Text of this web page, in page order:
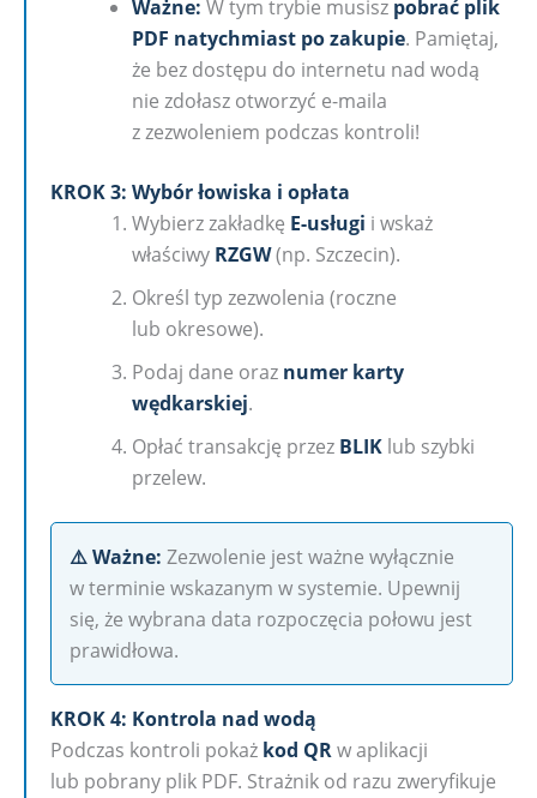
Ważne: W tym trybie musisz pobrać plik
PDF natychmiast po zakupie. Pamiętaj,
że bez dostępu do internetu nad wodą
nie zdołasz otworzyć e-maila
z zezwoleniem podczas kontroli!
KROK 3: Wybór łowiska i opłata
Wybierz zakładkę E-usługi i wskaż
właściwy RZGW(np. Szczecin).
Określ typ zezwolenia (roczne
lub okresowe).
Podaj dane oraz numer karty
wędkarskiej.
Opłać transakcję przez BLIK lub szybki
przelew.
⚠️ Ważne: Zezwolenie jest ważne wyłącznie
w terminie wskazanym w systemie. Upewnij
się, że wybrana data rozpoczęcia połowu jest
prawidłowa.
KROK 4: Kontrola nad wodą
Podczas kontroli pokaż kod QRw aplikacji
lub pobrany plik PDF. Strażnik od razu zweryfikuje